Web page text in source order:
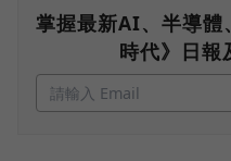
掌握最新AI、半導體
時代》日報